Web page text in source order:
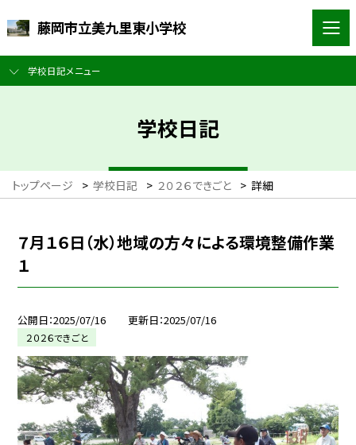
藤岡市立美九里東小学校
学校日記メニュー
学校日記
トップページ > 学校日記 > ２０２６できごと > 詳細
７月１６日（水）地域の方々による環境整備作業
１
公開日 2025/07/16 更新日 2025/07/16
２０２６できごと